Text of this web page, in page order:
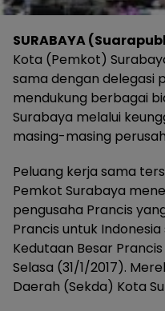
SURABAYA
Kota (Pemkot)
sama dengan delegasi
mendukung berbagai
Surabaya melalui
masing-masing
Peluang kerja sama
Pemkot Surabaya
pengusaha Prancis
Prancis untuk
Kedutaan Besar
Selasa (31/1/2017).
Daerah (Sekda) Kota